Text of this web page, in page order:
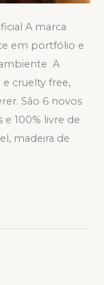
A marca
em portfólio e
A
e cruelty free,
São 6 novos
100% livre de
madeira de